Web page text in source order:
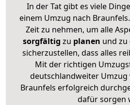
In der Tat gibt es viele
einem Umzug nach
Zeit zu nehmen, um alle
sorgfältig zu planen und zu
sicherzustellen, dass alles
Mit der richtigen
deutschlandweiter Umzug
Braunfels erfolgreich
dafür sorgen